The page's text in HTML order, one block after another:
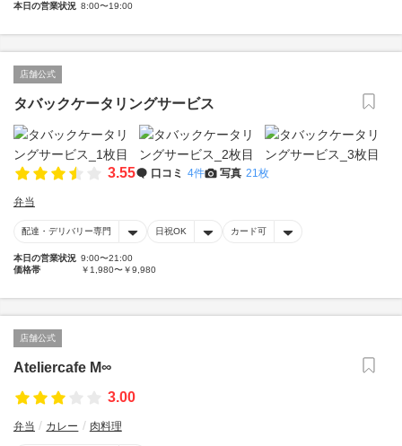
本日の営業状況 8:00〜19:00
店舗公式
タバックケータリングサービス
3.55 口コミ 4件 写真 21枚
弁当
配達・デリバリー専門 日祝OK カード可
本日の営業状況 9:00〜21:00
価格帯
￥1,980〜￥9,980
店舗公式
Ateliercafe M∞
3.00
弁当 カレー 肉料理